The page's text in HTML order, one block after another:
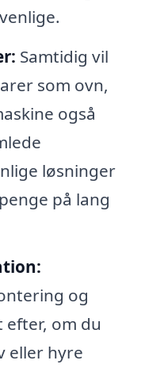
Samtidig vil
som ovn,
også
løsninger
på lang
og
om du
eller hyre